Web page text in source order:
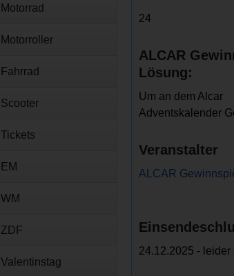
24
ALCAR
Lösung:
Um an dem Alcar
Adventskalender
Veranstalter
ALCAR
24.12.2025 - leider
Motorrad
Motorroller
Fahrrad
Scooter
Tickets
EM
WM
ZDF
Valentinstag